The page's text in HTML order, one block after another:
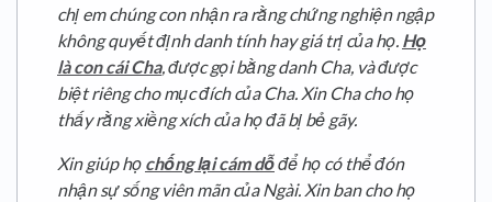
chị em chúng con nhận ra rằng chứng nghiện ngập
không quyết định danh tính hay giá trị của họ. Họ
là con cái Cha, được gọi bằng danh Cha, và được
biệt riêng cho mục đích của Cha. Xin Cha cho họ
thấy rằng xiềng xích của họ đã bị bẻ gãy.
Xin giúp họ chống lại cám dỗđể họ có thể đón
nhận sự sống viên mãn của Ngài. Xin ban cho họ